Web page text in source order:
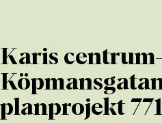
Karis centrum-
planprojekt